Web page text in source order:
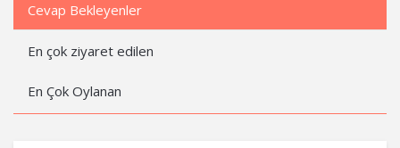
Cevap Bekleyenler
En çok ziyaret edilen
En Çok Oylanan